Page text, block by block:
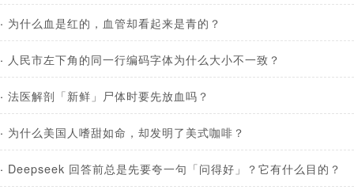
· 为什么血是红的，血管却看起来是青的？
· 人民市左下角的同一行编码字体为什么大小不一致？
· 法医解剖「新鲜」尸体时要先放血吗？
· 为什么美国人嗜甜如命，却发明了美式咖啡？
· Deepseek 回答前总是先要夸一句「问得好」？它有什么目的？